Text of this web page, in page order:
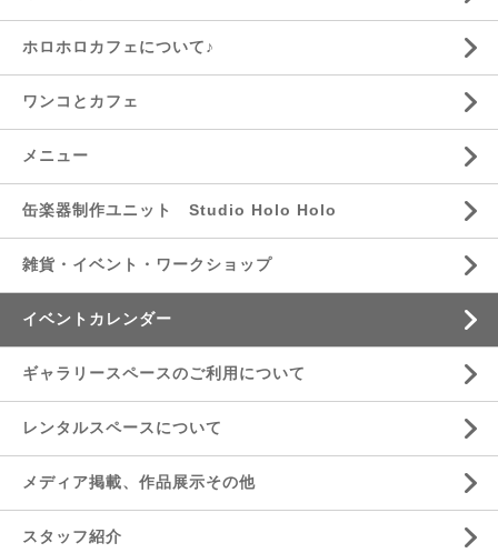
ホロホロカフェについて♪
ワンコとカフェ
メニュー
缶楽器制作ユニット Studio Holo Holo
雑貨・イベント・ワークショップ
イベントカレンダー
ギャラリースペースのご利用について
レンタルスペースについて
メディア掲載、作品展示その他
スタッフ紹介